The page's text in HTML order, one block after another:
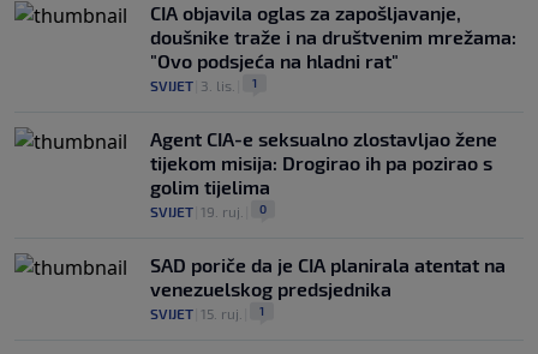
CIA objavila oglas za zapošljavanje,
doušnike traže i na društvenim mrežama:
"Ovo podsjeća na hladni rat"
SVIJET 3. lis. 1
Agent CIA-e seksualno zlostavljao žene
tijekom misija: Drogirao ih pa pozirao s
golim tijelima
SVIJET 19. ruj. 0
SAD poriče da je CIA planirala atentat na
venezuelskog predsjednika
SVIJET 15. ruj. 1